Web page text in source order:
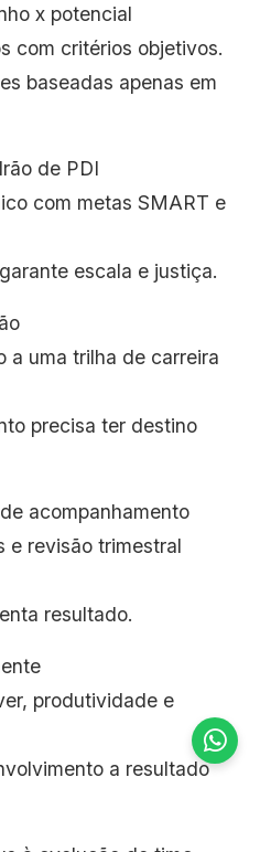
x potencial
com critérios objetivos.
baseadas apenas em
de PDI
com metas SMART e
escala e justiça.
a uma trilha de carreira
precisa ter destino
acompanhamento
e revisão trimestral
resultado.
produtividade e
a resultado